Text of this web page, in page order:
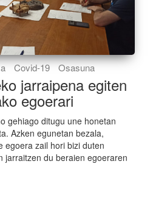
Covid-19 Osasuna
jarraipena egiten
egoerari
gehiago ditugu une honetan
Azken egunetan bezala,
egoera zail hori bizi duten
jarraitzen du beraien egoeraren